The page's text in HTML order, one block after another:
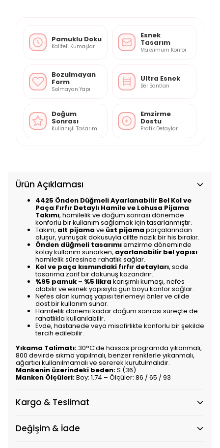
Pamuklu Doku
Kaliteli Kumaşlar
Esnek
Tasarım
Maksimum Konfor
Bozulmayan
Form
Solmayan Yapı
Ultra Esnek
Bel Bantları
Doğum
Sonrası
Kullanışlı Tasarım
Emzirme
Dostu
Pratik Detaylar
Ürün Açıklaması
4425 Önden Düğmeli Ayarlanabilir Bel Kol ve
Paça Fırfır Detaylı Hamile ve Lohusa Pijama
Takımı, hamilelik ve doğum sonrası dönemde
konforlu bir kullanım sağlamak için tasarlanmıştır.
Takım; alt pijama ve üst pijama parçalarından
oluşur, yumuşak dokusuyla ciltte nazik bir his bırakır.
Önden düğmeli tasarımıemzirme döneminde
kolay kullanım sunarken, ayarlanabilir bel yapısı
hamilelik süresince rahatlık sağlar.
Kol ve paça kısmındaki fırfır detayları, sade
tasarıma zarif bir dokunuş kazandırır.
%95 pamuk – %5 likra karışımlı kumaşı, nefes
alabilir ve esnek yapısıyla gün boyu konfor sağlar.
Nefes alan kumaş yapısı terlemeyi önler ve cilde
dost bir kullanım sunar.
Hamilelik dönemi kadar doğum sonrası süreçte de
rahatlıkla kullanılabilir.
Evde, hastanede veya misafirlikte konforlu bir şekilde
tercih edilebilir.
Yıkama Talimatı:30°C’de hassas programda yıkanmalı,
800 devirde sıkma yapılmalı, benzer renklerle yıkanmalı,
ağartıcı kullanılmamalı ve sererek kurutulmalıdır.
Mankenin üzerindeki beden:S (36)
Manken Ölçüleri:Boy: 1.74 – Ölçüler: 86 / 65 / 93
Kargo & Teslimat
Değişim & İade